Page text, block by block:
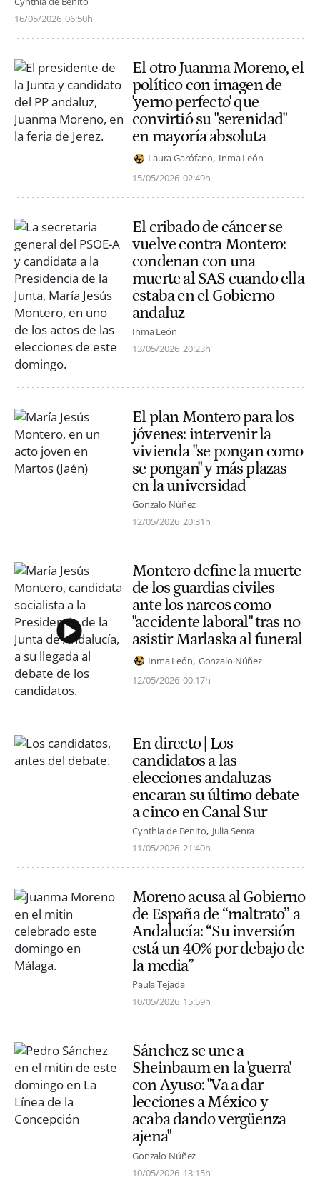
16/05/2026 06:50h
El otro Juanma Moreno, el
político con imagen de
'yerno perfecto' que
convirtió su "serenidad"
en mayoría absoluta
Laura Garófano Inma León
15/05/2026 02:49h
El cribado de cáncer se
vuelve contra Montero:
condenan con una
muerte al SAS cuando ella
estaba en el Gobierno
andaluz
Inma León
13/05/2026 20:23h
El plan Montero para los
jóvenes: intervenir la
vivienda "se pongan como
se pongan" y más plazas
en la universidad
Gonzalo Núñez
12/05/2026 20:31h
Montero define la muerte
de los guardias civiles
ante los narcos como
"accidente laboral" tras no
asistir Marlaska al funeral
Inma León Gonzalo Núñez
12/05/2026 00:17h
En directo | Los
candidatos a las
elecciones andaluzas
encaran su último debate
a cinco en Canal Sur
Cynthia de Benito Julia Senra
11/05/2026 21:40h
Moreno acusa al Gobierno
de España de “maltrato” a
Andalucía: “Su inversión
está un 40% por debajo de
la media”
Paula Tejada
10/05/2026 15:59h
Sánchez se une a
Sheinbaum en la 'guerra'
con Ayuso: "Va a dar
lecciones a México y
acaba dando vergüenza
ajena"
Gonzalo Núñez
10/05/2026 13:15h